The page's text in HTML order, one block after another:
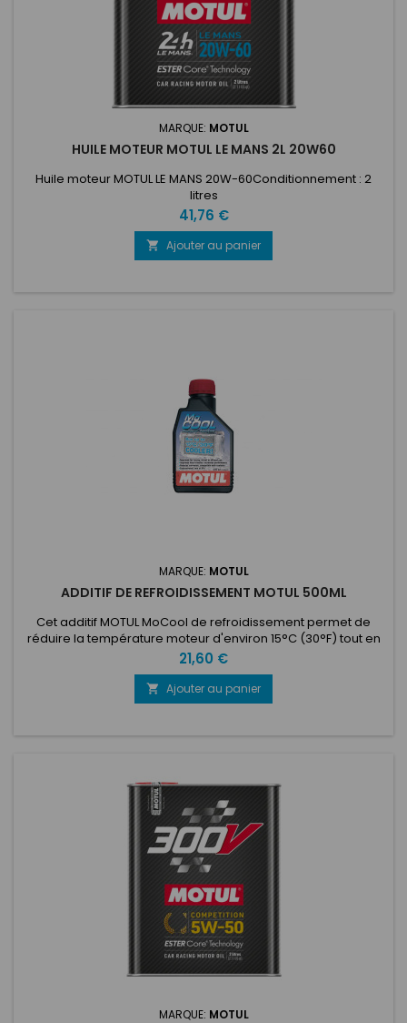
MARQUE: MOTUL
HUILE MOTEUR MOTUL LE MANS 2L 20W60
Huile moteur MOTUL LE MANS 20W-60Conditionnement : 2
litres
Prix
41,76 €
 Ajouter au panier
MARQUE: MOTUL
ADDITIF DE REFROIDISSEMENT MOTUL 500ML
Cet additif MOTUL MoCool de refroidissement permet de
réduire la température moteur d'environ 15°C (30°F) tout en
améliorant l'échange thermique et l'efficacité du circuit de
refroidissement.Il offre une protection optimale contre la
corrosion et est recommandé pour les carters en alliage de
magnésium, aluminium, pour les blocs en fonte ainsi que
Prix
21,60 €
 Ajouter au panier
MARQUE: MOTUL